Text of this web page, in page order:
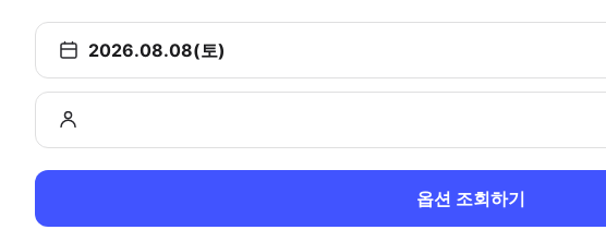
2026.08.08(토)
옵션 조회하기